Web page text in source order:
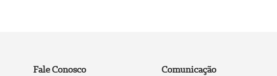
Fale Conosco Comunicação